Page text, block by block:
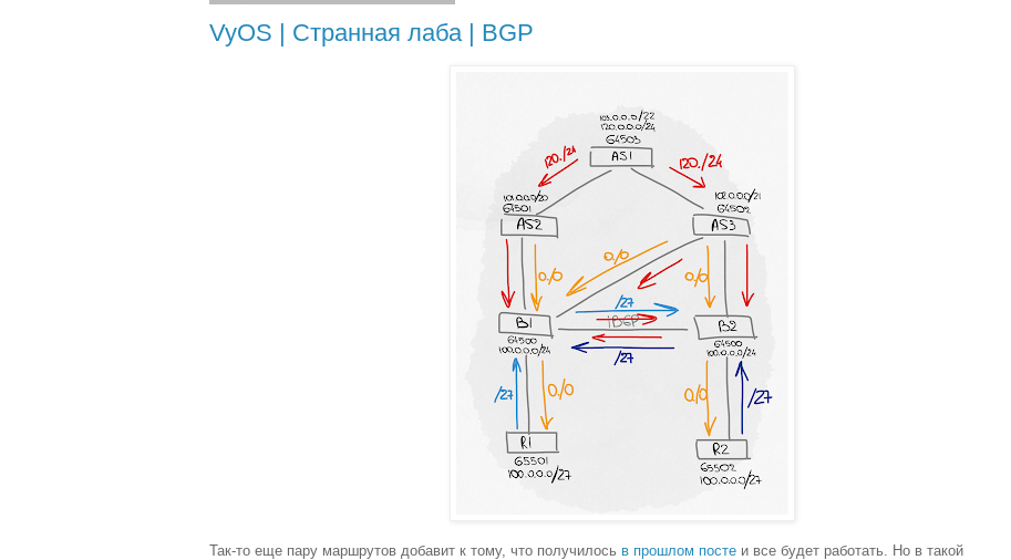
VyOS | Странная лаба | BGP
Так-то еще пару маршрутов добавит к тому, что получилось в прошлом посте и все будет работать. Но в такой